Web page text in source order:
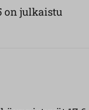
on julkaistu